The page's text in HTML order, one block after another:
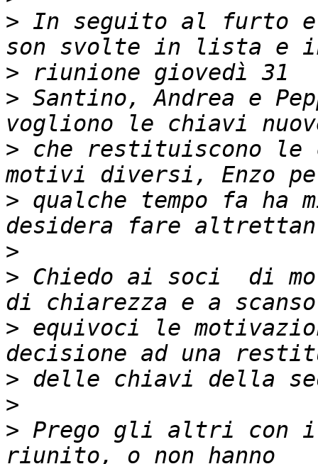
> In seguito al furto
>
> Santino, Andrea e
> che restituiscono le
> qualche tempo fa ha
>
> Chiedo ai soci  di
> equivoci le
>
>
> Prego gli altri con i